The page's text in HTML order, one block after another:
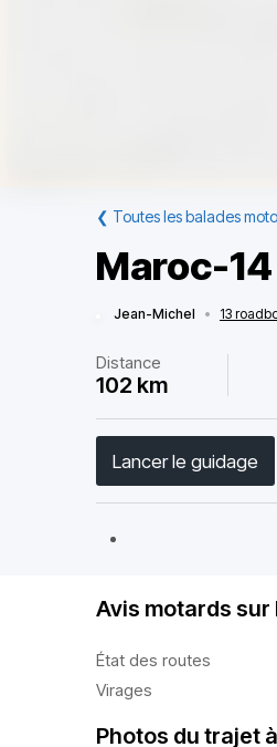
❮ Toutes les balades
Maroc-14
Jean-Michel • 13
Distance
102 km
Lancer le guidage
Avis motards sur
État des routes
Virages
Photos du trajet